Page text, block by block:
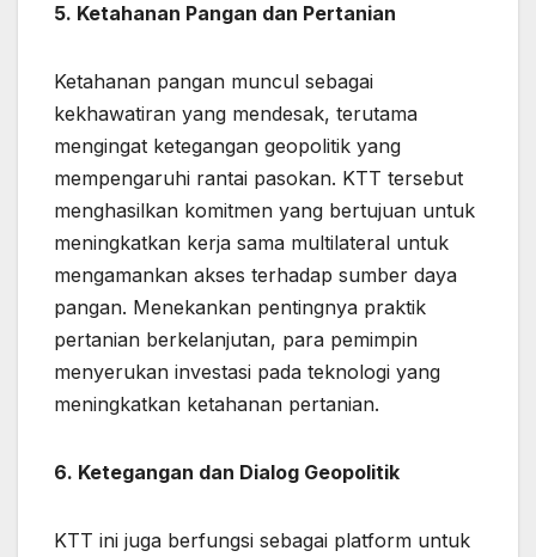
5. Ketahanan Pangan dan Pertanian
Ketahanan pangan muncul sebagai
kekhawatiran yang mendesak, terutama
mengingat ketegangan geopolitik yang
mempengaruhi rantai pasokan. KTT tersebut
menghasilkan komitmen yang bertujuan untuk
meningkatkan kerja sama multilateral untuk
mengamankan akses terhadap sumber daya
pangan. Menekankan pentingnya praktik
pertanian berkelanjutan, para pemimpin
menyerukan investasi pada teknologi yang
meningkatkan ketahanan pertanian.
6. Ketegangan dan Dialog Geopolitik
KTT ini juga berfungsi sebagai platform untuk